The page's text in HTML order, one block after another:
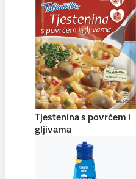
Tjestenina s povrćem i
gljivama